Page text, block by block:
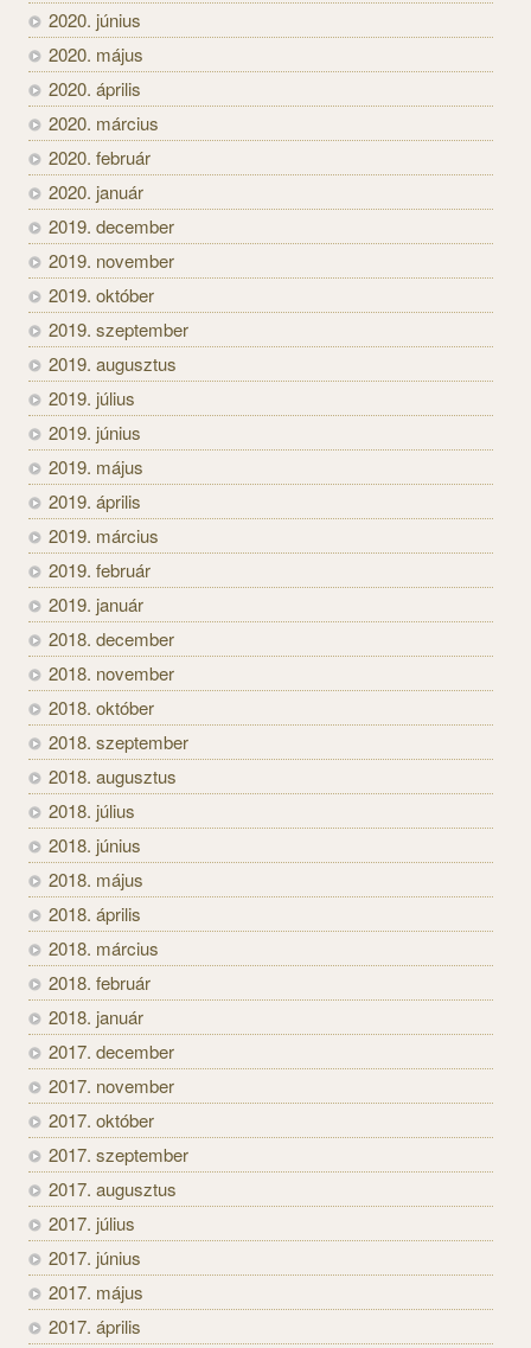
2020. június
2020. május
2020. április
2020. március
2020. február
2020. január
2019. december
2019. november
2019. október
2019. szeptember
2019. augusztus
2019. július
2019. június
2019. május
2019. április
2019. március
2019. február
2019. január
2018. december
2018. november
2018. október
2018. szeptember
2018. augusztus
2018. július
2018. június
2018. május
2018. április
2018. március
2018. február
2018. január
2017. december
2017. november
2017. október
2017. szeptember
2017. augusztus
2017. július
2017. június
2017. május
2017. április